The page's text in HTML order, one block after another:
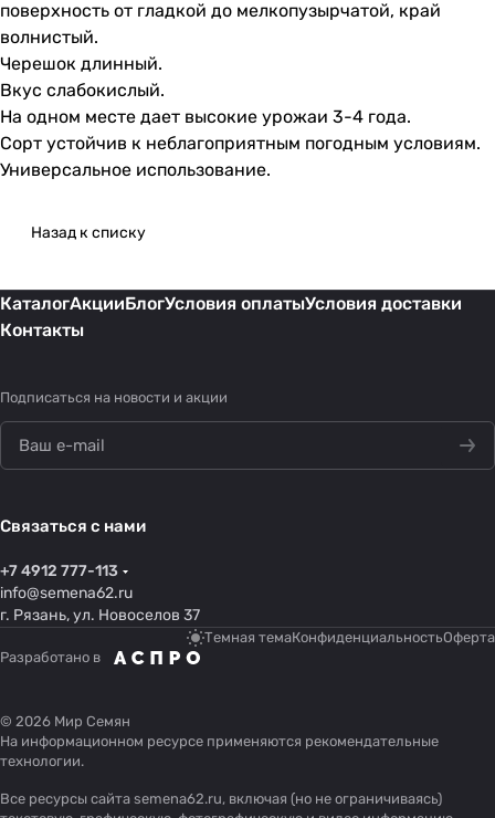
поверхность от гладкой до мелкопузырчатой, край
волнистый.
Черешок длинный.
Вкус слабокислый.
На одном месте дает высокие урожаи 3-4 года.
Сорт устойчив к неблагоприятным погодным условиям.
Универсальное использование.
Назад к списку
КаталогАкцииБлогУсловия оплатыУсловия доставки
Контакты
Подписаться на новости и акции
Связаться с нами
+7 4912 777-113
info@semena62.ru
г. Рязань, ул. Новоселов 37
Темная темаКонфиденциальностьОферта
Разработано в
© 2026 Мир Семян
На информационном ресурсе применяются рекомендательные
технологии.
Все ресурсы сайта semena62.ru, включая (но не ограничиваясь)